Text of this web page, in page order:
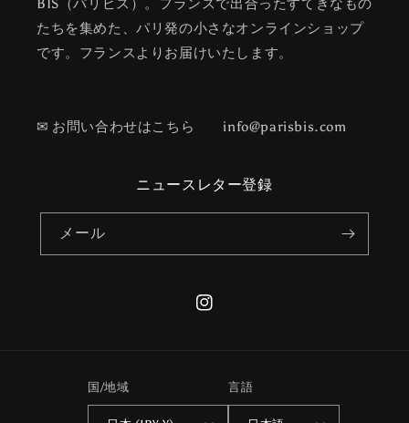
BIS（パリビス）。フランスで出合ったすてきなもの
たちを集めた、パリ発の小さなオンラインショップ
です。フランスよりお届けいたします。
✉ お問い合わせはこちら info@parisbis.com
ニュースレター登録
メール
Instagram
国/地域 言語